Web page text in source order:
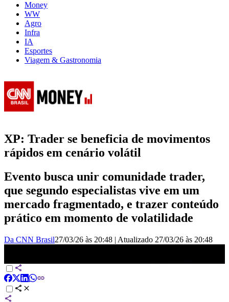
Money
WW
Agro
Infra
IA
Esportes
Viagem & Gastronomia
XP: Trader se beneficia de movimentos
rápidos em cenário volátil
Evento busca unir comunidade trader,
que segundo especialistas vive em um
mercado fragmentado, e trazer conteúdo
prático em momento de volatilidade
Da CNN Brasil27/03/26 às 20:48 | Atualizado 27/03/26 às 20:48